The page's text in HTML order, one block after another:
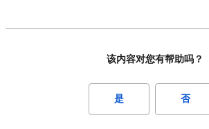
该内容对您有帮助吗？
是 否